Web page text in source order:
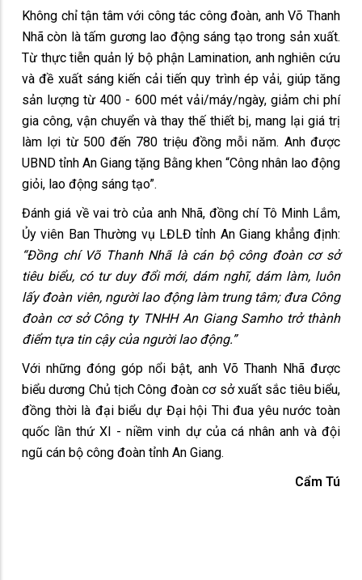
Không chỉ tận tâm với công tác công đoàn, anh Võ Thanh
Nhã còn là tấm gương lao động sáng tạo trong sản xuất.
Từ thực tiễn quản lý bộ phận Lamination, anh nghiên cứu
và đề xuất sáng kiến cải tiến quy trình ép vải, giúp tăng
sản lượng từ 400 - 600 mét vải/máy/ngày, giảm chi phí
gia công, vận chuyển và thay thế thiết bị, mang lại giá trị
làm lợi từ 500 đến 780 triệu đồng mỗi năm. Anh được
UBND tỉnh An Giang tặng Bằng khen “Công nhân lao động
giỏi, lao động sáng tạo”.
Đánh giá về vai trò của anh Nhã, đồng chí Tô Minh Lắm,
Ủy viên Ban Thường vụ LĐLĐ tỉnh An Giang khẳng định:
“Đồng chí Võ Thanh Nhã là cán bộ công đoàn cơ sở
tiêu biểu, có tư duy đổi mới, dám nghĩ, dám làm, luôn
lấy đoàn viên, người lao động làm trung tâm; đưa Công
đoàn cơ sở Công ty TNHH An Giang Samho trở thành
điểm tựa tin cậy của người lao động.”
Với những đóng góp nổi bật, anh Võ Thanh Nhã được
biểu dương Chủ tịch Công đoàn cơ sở xuất sắc tiêu biểu,
đồng thời là đại biểu dự Đại hội Thi đua yêu nước toàn
quốc lần thứ XI - niềm vinh dự của cá nhân anh và đội
ngũ cán bộ công đoàn tỉnh An Giang.
Cẩm Tú